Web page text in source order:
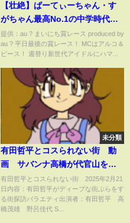
【壮絶】ぱーてぃーちゃん・す
がちゃん最高No.1の中学時代が
エグい / #30秒小話GP #まいにち
賞レース #shorts
提供：au ? まいにち賞レース produced by
au ? 平日最後の賞レース！ MCはアルコ＆
ピース！ 週替り新世代アイドルにハマ...
未分類
有田哲平とコスられない街 動
画 サバンナ高橋が代官山を案
内 ゲスト：野呂佳代 2月21日
有田哲平とコスられない街 2025年2月21
日内容：有田哲平がディープな街ぶらをす
る街探訪バラエティ出演者：有田哲平 高
橋茂雄 野呂佳代 S...